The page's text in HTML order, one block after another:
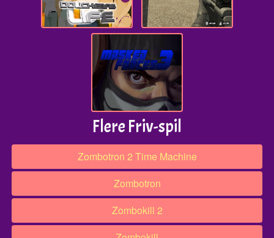
Flere Friv-spil
Zombotron 2 Time Machine
Zombotron
Zombokill 2